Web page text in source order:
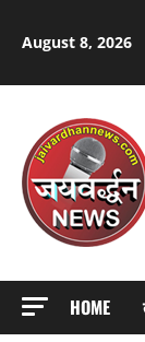
August 8, 2026
HOME